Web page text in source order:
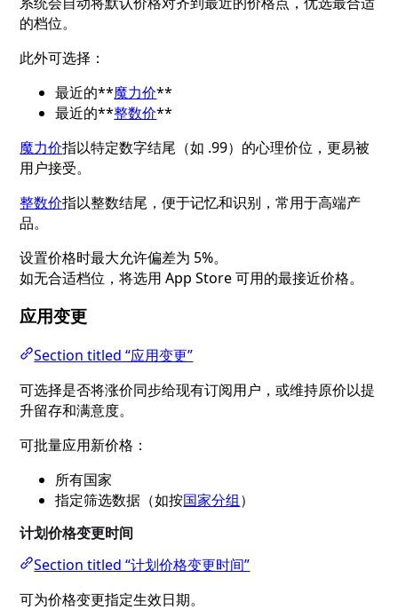
的档位。
此外可选择：
最近的**魔力价**
最近的**整数价**
魔力价指以特定数字结尾（如 .99）的心理价位，更易被
用户接受。
整数价指以整数结尾，便于记忆和识别，常用于高端产
品。
设置价格时最大允许偏差为 5%。
如无合适档位，将选用 App Store 可用的最接近价格。
应用变更
Section titled “应用变更”
可选择是否将涨价同步给现有订阅用户，或维持原价以提
升留存和满意度。
可批量应用新价格：
所有国家
指定筛选数据（如按国家分组）
计划价格变更时间
Section titled “计划价格变更时间”
可为价格变更指定生效日期。